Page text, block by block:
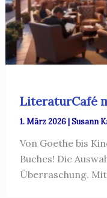
LiteraturCafé
1. März 2026|Susann
Von Goethe bis
Buches! Die
Überraschung.